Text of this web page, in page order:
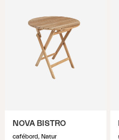
NOVA BISTRO
cafébord, Natur